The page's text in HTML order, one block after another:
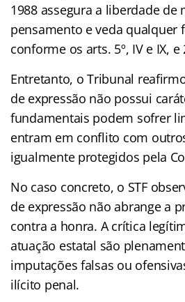
1988 assegura a liberdade de
pensamento e veda qualquer
conforme os arts. 5º, IV e IX, e
Entretanto, o Tribunal
de expressão não possui
fundamentais podem sofrer
entram em conflito com
igualmente protegidos pela
No caso concreto, o STF
de expressão não abrange a
contra a honra. A crítica
atuação estatal são
imputações falsas ou
ilícito penal.